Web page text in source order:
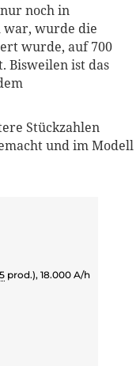
noch in
war, wurde die
wurde, auf 700
Bisweilen ist das
Stückzahlen
und im Modell
prod.), 18.000 A/h